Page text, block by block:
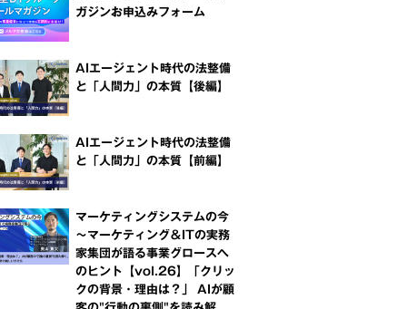
ガジンお申込みフォーム
AIエージェント時代の法整備
と「人間力」の本質【後編】
AIエージェント時代の法整備
と「人間力」の本質【前編】
マーケティングシステムの今
～マーケティング＆ITの実務
家集団が語る事業グロースへ
のヒント【vol.26】「クリッ
クの背景・理由は？」 AIが顧